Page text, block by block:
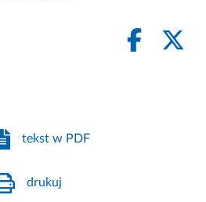
tekst w PDF
drukuj